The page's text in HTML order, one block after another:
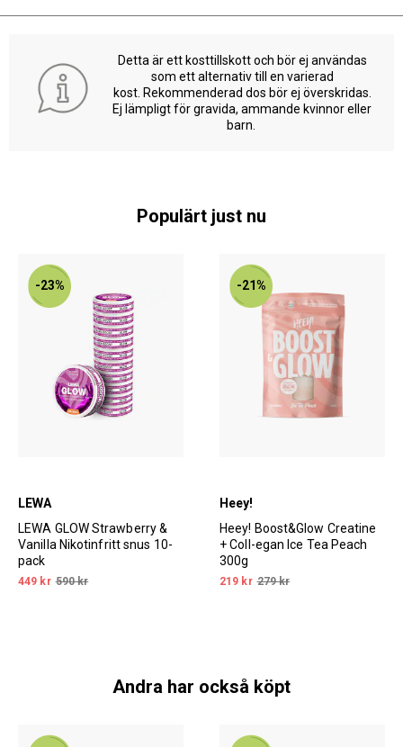
Detta är ett kosttillskott och bör ej användas
som ett alternativ till en varierad
kost. Rekommenderad dos bör ej överskridas.
Ej lämpligt för gravida, ammande kvinnor eller
barn.
Populärt just nu
-23%
LEWA
LEWA GLOW Strawberry &
Vanilla Nikotinfritt snus 10-
pack
449 kr 590 kr
-21%
Heey!
Heey! Boost&Glow Creatine
+ Coll-egan Ice Tea Peach
300g
219 kr 279 kr
Andra har också köpt